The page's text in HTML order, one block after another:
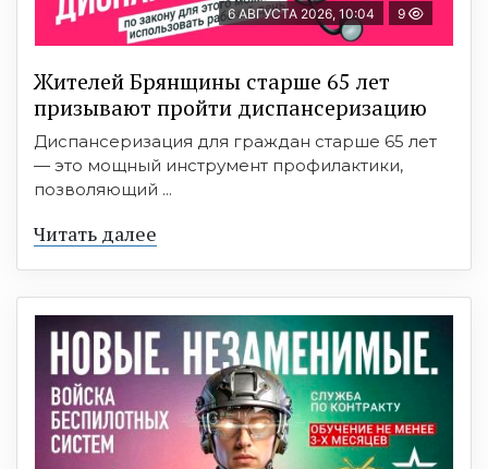
6 АВГУСТА 2026, 10:04 9
Жителей Брянщины старше 65 лет
призывают пройти диспансеризацию
Диспансеризация для граждан старше 65 лет
— это мощный инструмент профилактики,
позволяющий ...
Читать далее